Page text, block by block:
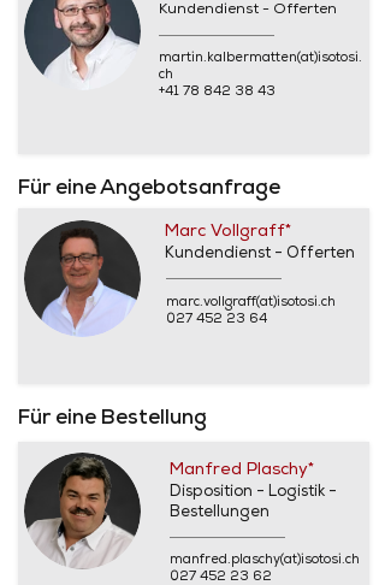
Kundendienst - Offerten
martin.kalbermatten(at)isotosi.
ch
+41 78 842 38 43
Für eine Angebotsanfrage
Marc Vollgraff*
Kundendienst - Offerten
marc.vollgraff(at)isotosi.ch
027 452 23 64
Für eine Bestellung
Manfred Plaschy*
Disposition - Logistik -
Bestellungen
manfred.plaschy(at)isotosi.ch
027 452 23 62